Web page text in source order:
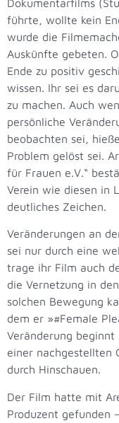
Dokumentarfilms
führte, wollte kein
wurde die
Auskünfte gebeten.
Ende zu positiv
wissen. Ihr sei es
zu machen. Auch
persönliche
beobachten sei,
Problem gelöst sei.
für Frauen e.V.“
Verein wie diesen in
deutliches Zeichen.
Veränderungen an
sei nur durch eine
trage ihr Film auch
die Vernetzung in
solchen Bewegung
dem er »#Female
Veränderung
einer nachgestellten
durch Hinschauen.
Der Film hatte mit
Produzent gefunden